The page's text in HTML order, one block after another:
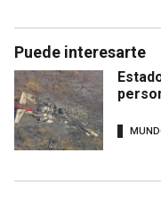
Puede interesarte